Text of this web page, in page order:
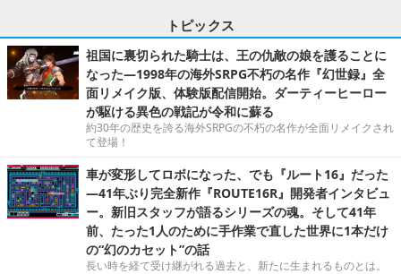
トピックス
祖国に裏切られた騎士は、王の仇敵の娘を護ることに
なった―1998年の海外SRPG不朽の名作『幻世録』全
面リメイク版、体験版配信開始。ダーティーヒーロー
が駆ける異色の戦記が令和に蘇る
約30年の歴史を誇る海外SRPGの不朽の名作が全面リメイクされ
て登場！
車が変形してロボになった、でも『ルート16』だった
―41年ぶり完全新作『ROUTE16R』開発者インタビュ
ー。新旧スタッフが語るシリーズの魂。そして41年
前、たった1人のために手作業で直した世界に1本だけ
の“幻のカセット”の話
長い時を経て受け継がれる過去と、新たに生まれるものとは。